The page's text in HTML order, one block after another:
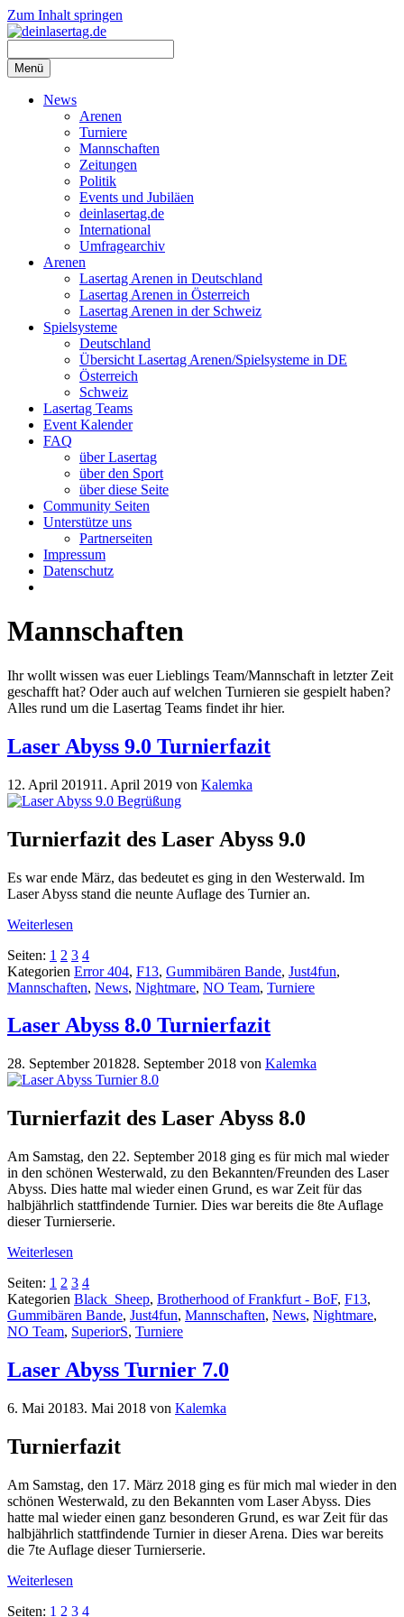
Zum Inhalt springen
Menü
News
Arenen
Turniere
Mannschaften
Zeitungen
Politik
Events und Jubiläen
deinlasertag.de
International
Umfragearchiv
Arenen
Lasertag Arenen in Deutschland
Lasertag Arenen in Österreich
Lasertag Arenen in der Schweiz
Spielsysteme
Deutschland
Übersicht Lasertag Arenen/Spielsysteme in DE
Österreich
Schweiz
Lasertag Teams
Event Kalender
FAQ
über Lasertag
über den Sport
über diese Seite
Community Seiten
Unterstütze uns
Partnerseiten
Impressum
Datenschutz
Mannschaften
Ihr wollt wissen was euer Lieblings Team/Mannschaft in letzter Zeit
geschafft hat? Oder auch auf welchen Turnieren sie gespielt haben?
Alles rund um die Lasertag Teams findet ihr hier.
Laser Abyss 9.0 Turnierfazit
12. April 201911. April 2019 von Kalemka
Turnierfazit des Laser Abyss 9.0
Es war ende März, das bedeutet es ging in den Westerwald. Im
Laser Abyss stand die neunte Auflage des Turnier an.
Weiterlesen
Seiten: 1 2 3 4
Kategorien Error 404, F13, Gummibären Bande, Just4fun,
Mannschaften, News, Nightmare, NO Team, Turniere
Laser Abyss 8.0 Turnierfazit
28. September 201828. September 2018 von Kalemka
Turnierfazit des Laser Abyss 8.0
Am Samstag, den 22. September 2018 ging es für mich mal wieder
in den schönen Westerwald, zu den Bekannten/Freunden des Laser
Abyss. Dies hatte mal wieder einen Grund, es war Zeit für das
halbjährlich stattfindende Turnier. Dies war bereits die 8te Auflage
dieser Turnierserie.
Weiterlesen
Seiten: 1 2 3 4
Kategorien Black_Sheep, Brotherhood of Frankfurt - BoF, F13,
Gummibären Bande, Just4fun, Mannschaften, News, Nightmare,
NO Team, SuperiorS, Turniere
Laser Abyss Turnier 7.0
6. Mai 20183. Mai 2018 von Kalemka
Turnierfazit
Am Samstag, den 17. März 2018 ging es für mich mal wieder in den
schönen Westerwald, zu den Bekannten vom Laser Abyss. Dies
hatte mal wieder einen ganz besonderen Grund, es war Zeit für das
halbjährlich stattfindende Turnier in dieser Arena. Dies war bereits
die 7te Auflage dieser Turnierserie.
Weiterlesen
Seiten: 1 2 3 4